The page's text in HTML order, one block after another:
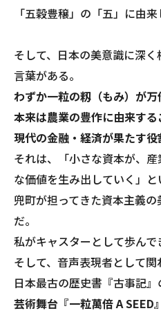
「五穀豊穣」の「五」に由来
そして、日本の美意識に深く
言葉がある。
わずか一粒の籾（もみ）が万
本来は農業の豊作に由来する
現代の金融・経済が果たす役
それは、「小さな資本が、
な価値を生み出していく」と
兜町が担ってきた資本主義
だ。
私がキャスターとして歩んで
そして、音声表現者として関
日本最古の歴史書『古事記
芸術舞台『一粒萬倍 A SEED』